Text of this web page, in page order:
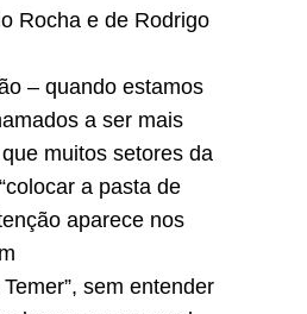
Rocha e de Rodrigo
– quando estamos
a ser mais
muitos setores da
a pasta de
aparece nos
sem entender